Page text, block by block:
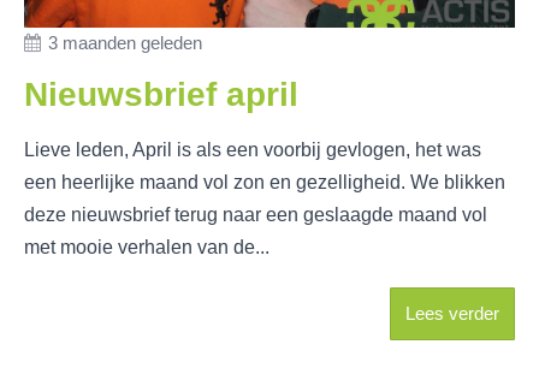
3 maanden geleden
Nieuwsbrief april
Lieve leden, April is als een voorbij gevlogen, het was
een heerlijke maand vol zon en gezelligheid. We blikken
deze nieuwsbrief terug naar een geslaagde maand vol
met mooie verhalen van de...
Lees verder